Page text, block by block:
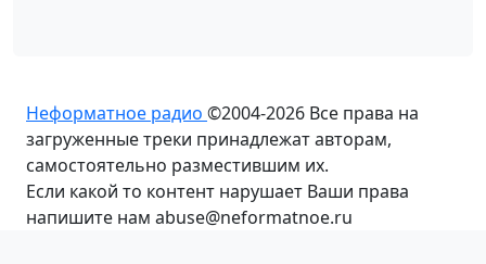
Неформатное радио ©2004-2026 Все права на
загруженные треки принадлежат авторам,
самостоятельно разместившим их.
Если какой то контент нарушает Ваши права
напишите нам abuse@neformatnoe.ru